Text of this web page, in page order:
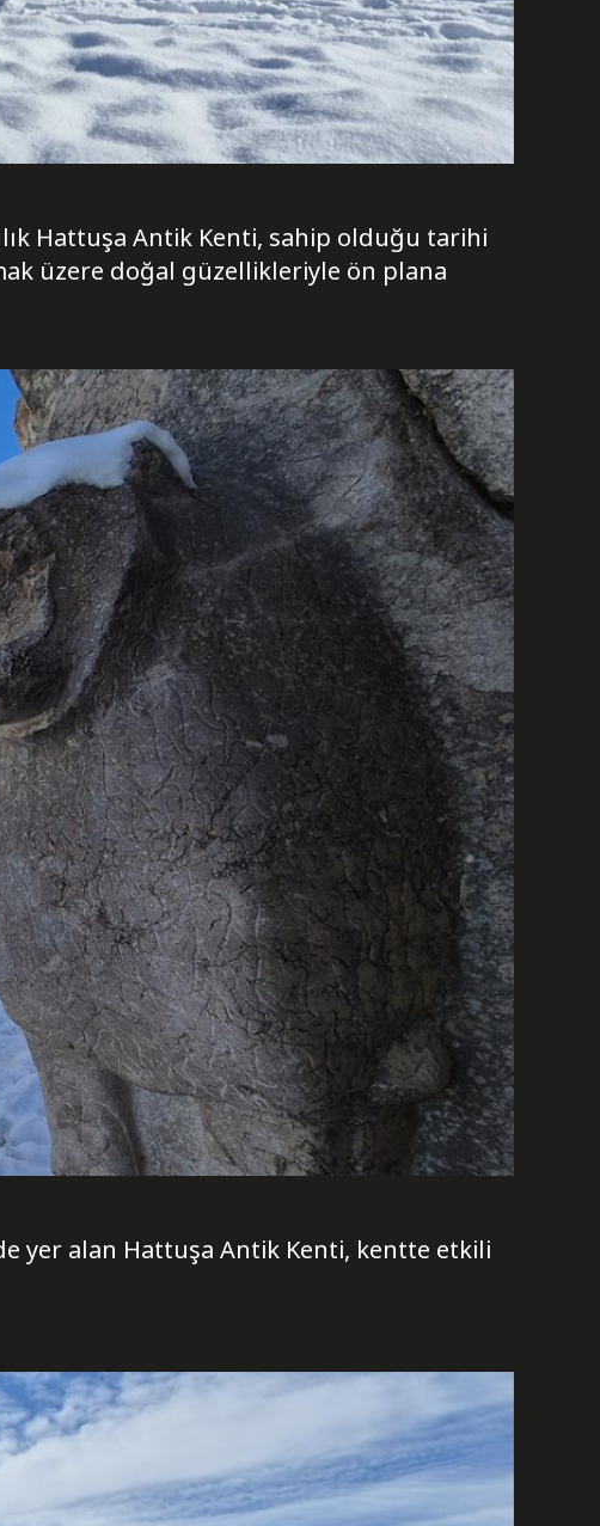
Hattuşa Antik Kenti, sahip olduğu tarihi
üzere doğal güzellikleriyle ön plana
yer alan Hattuşa Antik Kenti, kentte etkili